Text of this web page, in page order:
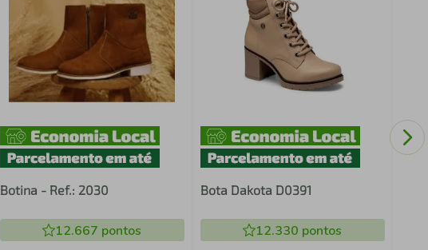
Botina - Ref.: 2030
12.667 pontos
Bota Dakota D0391
12.330 pontos